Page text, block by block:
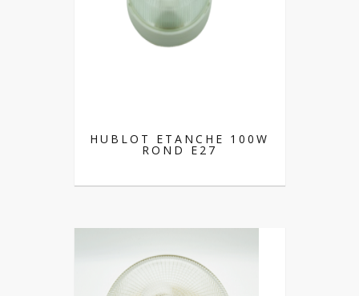
HUBLOT ETANCHE 100W
ROND E27